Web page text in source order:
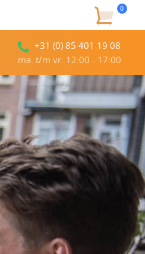
0
+31 (0) 85 401 19 08
ma. t/m vr. 12:00 - 17:00